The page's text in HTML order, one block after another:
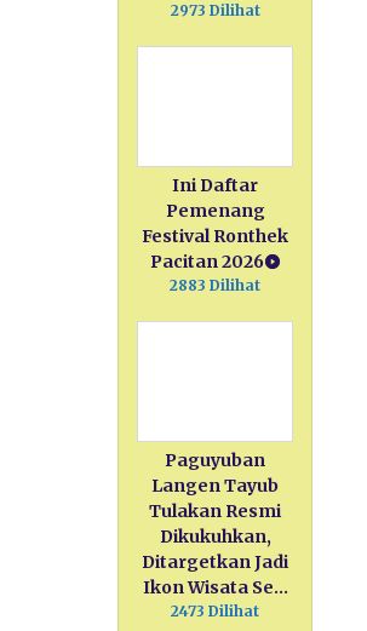
2973 Dilihat
Ini Daftar
Pemenang
Festival Ronthek
Pacitan 2026
2883 Dilihat
Paguyuban
Langen Tayub
Tulakan Resmi
Dikukuhkan,
Ditargetkan Jadi
Ikon Wisata Se…
2473 Dilihat